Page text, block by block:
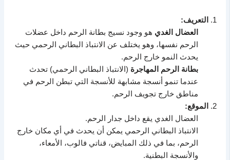
التعريف:
العضال الغدي هو وجود نسيج بطانة الرحم داخل عضلات
الرحم نفسها، وهو يختلف عن الانتباذ البطاني الرحمي حيث
يحدث النمو خارج الرحم.
بطانة الرحم المهاجرة (الانتباذ البطاني الرحمي) تحدث
عندما تنمو أنسجة مشابهة للأنسجة التي تبطن الرحم في
مناطق خارج تجويف الرحم.
الموقع:
العضال الغدي يقع داخل جدار الرحم.
الانتباذ البطاني الرحمي يمكن أن يحدث في أي مكان خارج
الرحم، بما في ذلك المبايض، قناتي فالوب، الأمعاء،
والأنسجة البطنية.